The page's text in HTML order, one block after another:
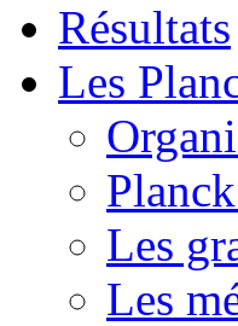
Résultats
Les
Les
Les